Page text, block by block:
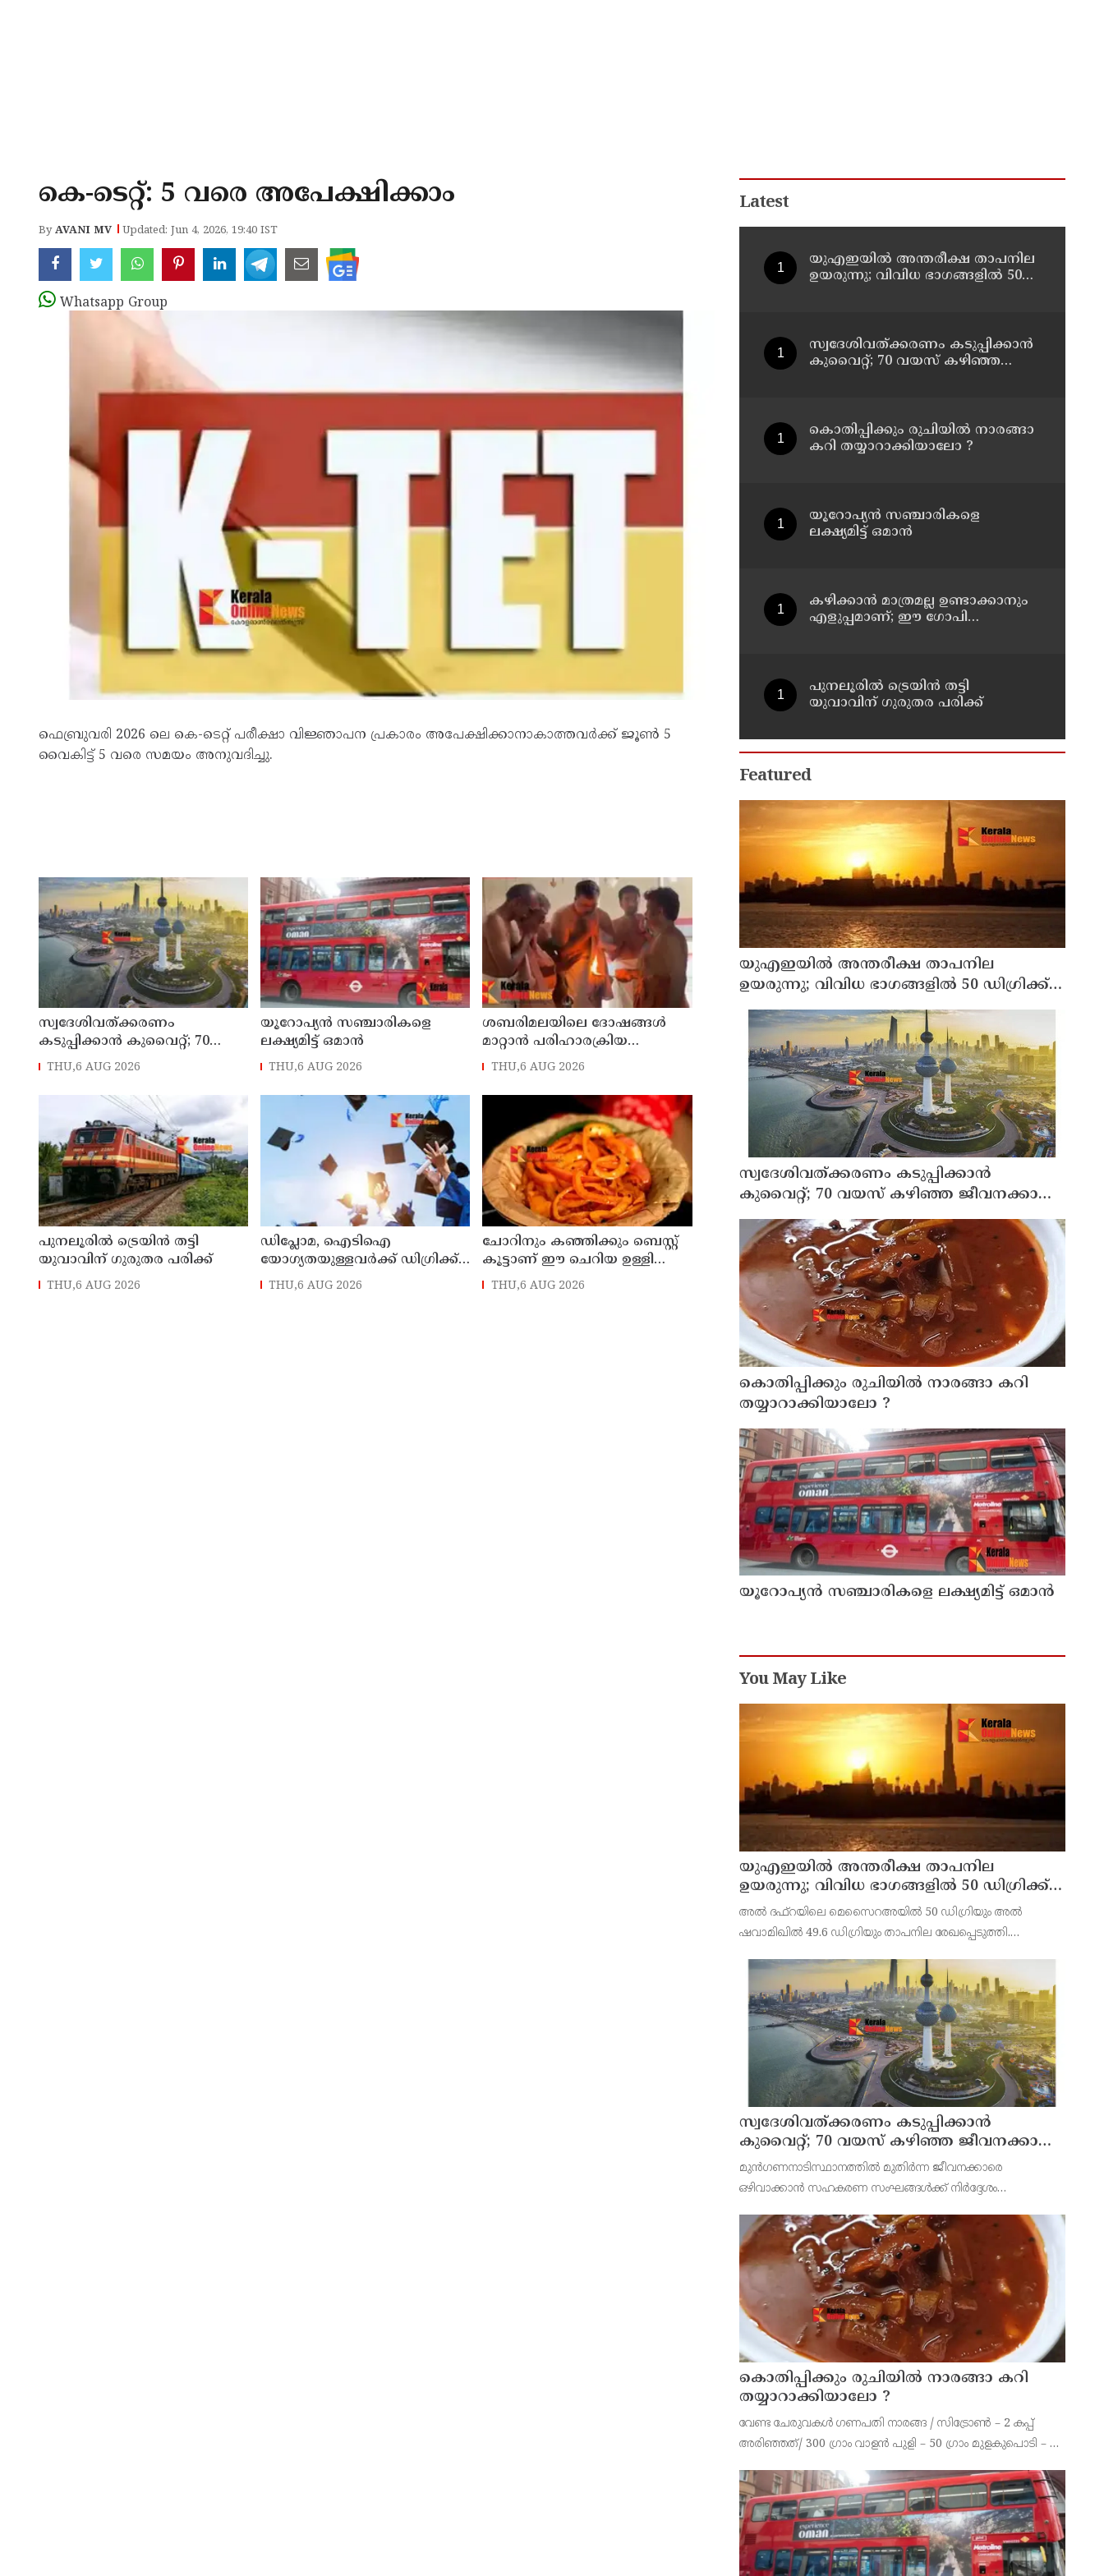
കെ-ടെറ്റ്: 5 വരെ അപേക്ഷിക്കാം
ByAVANI MV Updated: Jun 4, 2026, 19:40 IST
Whatsapp Group
ഫെബ്രുവരി 2026 ലെ കെ-ടെറ്റ് പരീക്ഷാ വിജ്ഞാപന പ്രകാരം അപേക്ഷിക്കാനാകാത്തവർക്ക് ജൂൺ 5
വൈകിട്ട് 5 വരെ സമയം അനുവദിച്ചു.
സ്വദേശിവത്ക്കരണം
കടുപ്പിക്കാന്‍ കുവൈറ്റ്; 70
വയസ് കഴിഞ്ഞ ജീവനക്കാരെ
THU,6 AUG 2026
യൂറോപ്യന്‍ സഞ്ചാരികളെ
ലക്ഷ്യമിട്ട് ഒമാന്‍
THU,6 AUG 2026
ശബരിമലയിലെ ദോഷങ്ങൾ
മാറ്റാൻ പരിഹാരക്രിയ
ആരംഭിച്ച് ദേവസ്വം; 25
THU,6 AUG 2026
പുനലൂരിൽ ട്രെയിൻ തട്ടി
യുവാവിന് ഗുരുതര പരിക്ക്
THU,6 AUG 2026
ഡിപ്ലോമ, ഐടിഐ
യോഗ്യതയുള്ളവര്‍ക്ക് ഡിഗ്രിക്ക്
പ്രവേശനം ; ബിരുദ
പ്രവേശനത്തിന് പ്ലസ് ടു
THU,6 AUG 2026
ചോറിനും കഞ്ഞിക്കും ബെസ്റ്റ്
കൂട്ടാണ് ഈ ചെറിയ ഉള്ളി
അച്ചാർ
THU,6 AUG 2026
Latest
യുഎഇയില്‍ അന്തരീക്ഷ താപനില
ഉയരുന്നു; വിവിധ ഭാഗങ്ങളില്‍ 50
സ്വദേശിവത്ക്കരണം കടുപ്പിക്കാന്‍
കുവൈറ്റ്; 70 വയസ് കഴിഞ്ഞ
കൊതിപ്പിക്കും രുചിയിൽ നാരങ്ങാ
കറി തയ്യാറാക്കിയാലോ ?
യൂറോപ്യന്‍ സഞ്ചാരികളെ
ലക്ഷ്യമിട്ട് ഒമാന്‍
കഴിക്കാൻ മാത്രമല്ല ഉണ്ടാക്കാനും
എളുപ്പമാണ്; ഈ ഗോപി
പുനലൂരിൽ ട്രെയിൻ തട്ടി
യുവാവിന് ഗുരുതര പരിക്ക്
Featured
യുഎഇയില്‍ അന്തരീക്ഷ താപനില
ഉയരുന്നു; വിവിധ ഭാഗങ്ങളില്‍ 50 ഡിഗ്രിക്ക്
മുകളില്‍ ചൂട്
സ്വദേശിവത്ക്കരണം കടുപ്പിക്കാന്‍
കുവൈറ്റ്; 70 വയസ് കഴിഞ്ഞ ജീവനക്കാരെ
പിരിച്ചുവിടാന്‍ തീരുമാനം
കൊതിപ്പിക്കും രുചിയിൽ നാരങ്ങാ കറി
തയ്യാറാക്കിയാലോ ?
യൂറോപ്യന്‍ സഞ്ചാരികളെ ലക്ഷ്യമിട്ട് ഒമാന്‍
You May Like
യുഎഇയില്‍ അന്തരീക്ഷ താപനില
ഉയരുന്നു; വിവിധ ഭാഗങ്ങളില്‍ 50 ഡിഗ്രിക്ക്
മുകളില്‍ ചൂട്
അല്‍ ദഫ്റയിലെ മെസൈറഅയില്‍ 50 ഡിഗ്രിയും അല്‍
ഷവാമിഖില്‍ 49.6 ഡിഗ്രിയും താപനില രേഖപ്പെടുത്തി.
മേഖലകളിലാണ് വന്‍ തോതില്‍ ചൂട് അനുഭവപ്പെട്ടത്.
സ്വദേശിവത്ക്കരണം കടുപ്പിക്കാന്‍
കുവൈറ്റ്; 70 വയസ് കഴിഞ്ഞ ജീവനക്കാരെ
പിരിച്ചുവിടാന്‍ തീരുമാനം
മുന്‍ഗണനാടിസ്ഥാനത്തില്‍ മുതിര്‍ന്ന ജീവനക്കാരെ
ഒഴിവാക്കാന്‍ സഹകരണ സംഘങ്ങള്‍ക്ക് നിര്‍ദ്ദേശം
കൊതിപ്പിക്കും രുചിയിൽ നാരങ്ങാ കറി
തയ്യാറാക്കിയാലോ ?
വേണ്ട ചേരുവകൾ ഗണപതി നാരങ്ങ / സിട്രോൺ – 2 കപ്പ്
അരിഞ്ഞത്/ 300 ഗ്രാം വാളൻ പുളി – 50 ഗ്രാം മുളകുപൊടി – 3
ഇഞ്ചി – ഒരു ചെറിയ കഷണം വെളുത്തുള്ളി – 10 മുതൽ